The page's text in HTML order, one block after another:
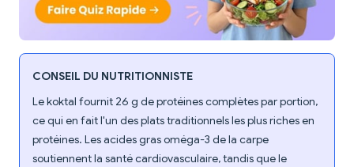
CONSEIL DU NUTRITIONNISTE
Le koktal fournit 26 g de protéines complètes par portion,
ce qui en fait l'un des plats traditionnels les plus riches en
protéines. Les acides gras oméga-3 de la carpe
soutiennent la santé cardiovasculaire, tandis que le